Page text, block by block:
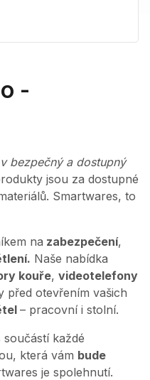
-
bezpečný a dostupný
jsou za dostupné
Smartwares, to
na zabezpečení,
Naše nabídka
kouře, videotelefony
před otevřením vašich
– pracovní i stolní.
každé
která vám bude
je spolehnutí.